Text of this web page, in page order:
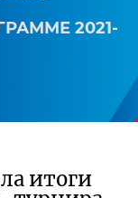
2021-
итоги